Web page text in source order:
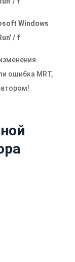
Windows
/ f
ошибка MRT,